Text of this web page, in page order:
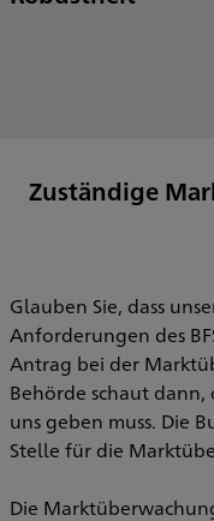
Zuständige
Glauben Sie, dass
Anforderungen des
Antrag bei der
Behörde schaut dann,
uns geben muss. Die
Stelle für die
Die